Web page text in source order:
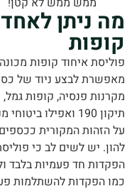
ניתן לאחד
איחוד קופות מכונה גם
לבצע ניוד של כספים
פנסיה, קופות גמל,
תיקון 190 ואפילו
המקורית ככספים
יש לשים לב כי פוליסת
חד פעמיות בלבד ולא
הפקדות להשתלמות